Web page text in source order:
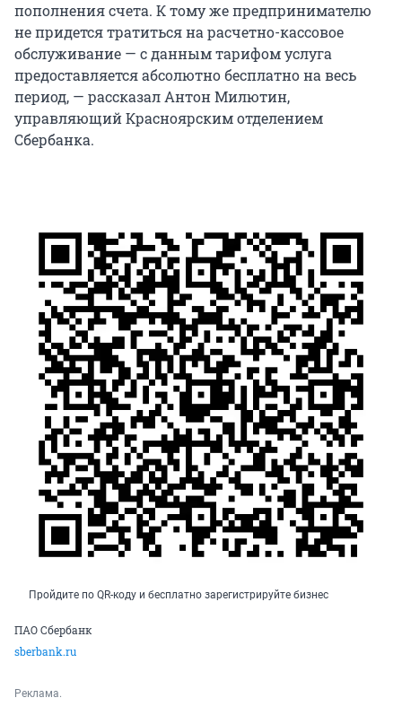
пополнения счета. К тому же предпринимателю
не придется тратиться на расчетно-кассовое
обслуживание — с данным тарифом услуга
предоставляется абсолютно бесплатно на весь
период, — рассказал Антон Милютин,
управляющий Красноярским отделением
Сбербанка.
Пройдите по QR-коду и бесплатно зарегистрируйте бизнес
ПАО Сбербанк
sberbank.ru
Реклама.